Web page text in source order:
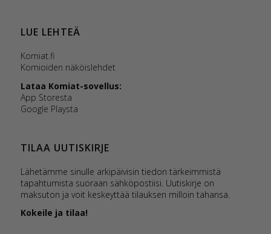
LUE LEHTEÄ
Komiat.fi
Komioiden näköislehdet
Lataa Komiat-sovellus:
App Storesta
Google Playsta
TILAA UUTISKIRJE
Lähetämme sinulle arkipäivisin tiedon tärkeimmistä
tapahtumista suoraan sähköpostiisi. Uutiskirje on
maksuton ja voit keskeyttää tilauksen milloin tahansa.
Kokeile ja tilaa!